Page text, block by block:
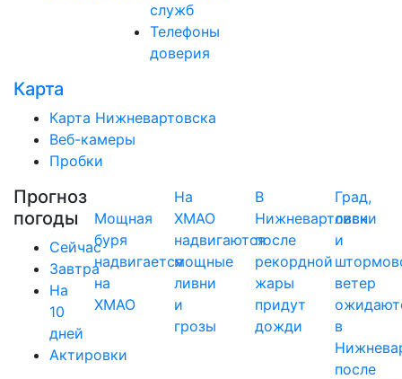
служб
Телефоны
доверия
Карта
Карта Нижневартовска
Веб-камеры
Пробки
Прогноз
погоды
Сейчас
Завтра
На
10
дней
Актировки
Мощная
буря
надвигается
на
ХМАО
На
ХМАО
надвигаются
мощные
ливни
и
грозы
В
Нижневартовск
после
рекордной
жары
придут
дожди
Град,
ливни
и
ветер
в
после